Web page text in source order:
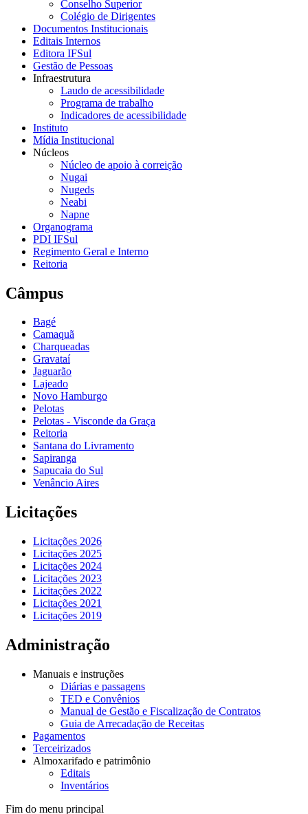
Conselho Superior
Colégio de Dirigentes
Documentos Institucionais
Editais Internos
Editora IFSul
Gestão de Pessoas
Infraestrutura
Laudo de acessibilidade
Programa de trabalho
Indicadores de acessibilidade
Instituto
Mídia Institucional
Núcleos
Núcleo de apoio à correição
Nugai
Nugeds
Neabi
Napne
Organograma
PDI IFSul
Regimento Geral e Interno
Reitoria
Câmpus
Bagé
Camaquã
Charqueadas
Gravataí
Jaguarão
Lajeado
Novo Hamburgo
Pelotas
Pelotas - Visconde da Graça
Reitoria
Santana do Livramento
Sapiranga
Sapucaia do Sul
Venâncio Aires
Licitações
Licitações 2026
Licitações 2025
Licitações 2024
Licitações 2023
Licitações 2022
Licitações 2021
Licitações 2019
Administração
Manuais e instruções
Diárias e passagens
TED e Convênios
Manual de Gestão e Fiscalização de Contratos
Guia de Arrecadação de Receitas
Pagamentos
Terceirizados
Almoxarifado e patrimônio
Editais
Inventários
Fim do menu principal